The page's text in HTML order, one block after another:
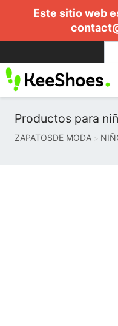
Este sitio web
Productos para
ZAPATOSDE MODA